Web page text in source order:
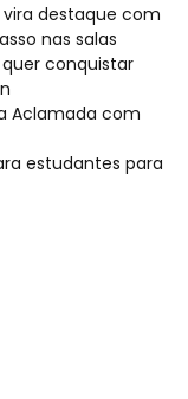
vira destaque com
nas salas
quer conquistar
Aclamada com
estudantes para